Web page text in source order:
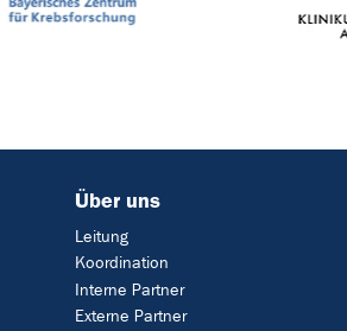
Über uns
Leitung
Koordination
Interne Partner
Externe Partner